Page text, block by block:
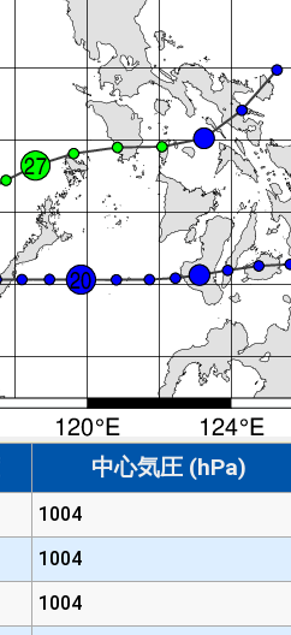
中心気圧 (hPa)
1004
1004
1004